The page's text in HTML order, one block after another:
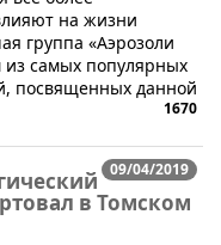
на жизни
группа «Аэрозоли
из самых популярных
посвященных данной
1670
09/04/2019
в Томском